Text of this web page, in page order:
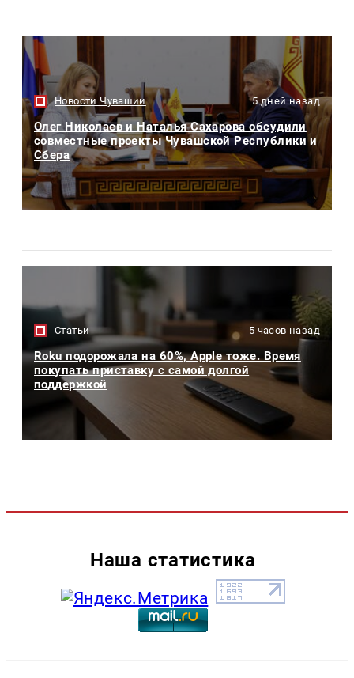
Новости Чувашии 5 дней назад
Олег Николаев и Наталья Сахарова обсудили
совместные проекты Чувашской Республики и
Сбера
Статьи 5 часов назад
Roku подорожала на 60%, Apple тоже. Время
покупать приставку с самой долгой
поддержкой
Наша статистика